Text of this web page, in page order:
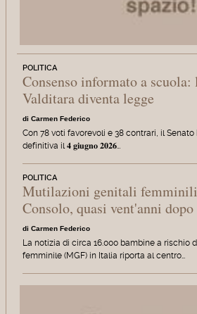
POLITICA
Consenso informato a
Valditara diventa legge
di Carmen Federico
Con 78 voti favorevoli e 38 contrari, il
definitiva il 𝟒 𝐠𝐢𝐮𝐠𝐧𝐨 𝟐𝟎𝟐𝟔…
POLITICA
Mutilazioni genitali
Consolo, quasi vent'anni dopo
di Carmen Federico
La notizia di circa 16.000 bambine a rischio
femminile (MGF) in Italia riporta al centro…